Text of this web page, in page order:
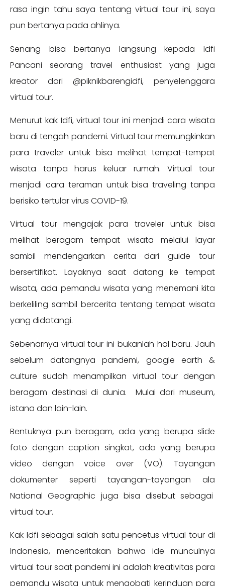
rasa ingin tahu saya tentang virtual tour ini, saya
pun bertanya pada ahlinya.
Senang bisa bertanya langsung kepada Idfi
Pancani seorang travel enthusiast yang juga
kreator dari @piknikbarengidfi, penyelenggara
virtual tour.
Menurut kak Idfi, virtual tour ini menjadi cara wisata
baru di tengah pandemi. Virtual tour memungkinkan
para traveler untuk bisa melihat tempat-tempat
wisata tanpa harus keluar rumah. Virtual tour
menjadi cara teraman untuk bisa traveling tanpa
berisiko tertular virus COVID-19.
Virtual tour mengajak para traveler untuk bisa
melihat beragam tempat wisata melalui layar
sambil mendengarkan cerita dari guide tour
bersertifikat. Layaknya saat datang ke tempat
wisata, ada pemandu wisata yang menemani kita
berkeliling sambil bercerita tentang tempat wisata
yang didatangi.
Sebenarnya virtual tour ini bukanlah hal baru. Jauh
sebelum datangnya pandemi, google earth &
culture sudah menampilkan virtual tour dengan
beragam destinasi di dunia. Mulai dari museum,
istana dan lain-lain.
Bentuknya pun beragam, ada yang berupa slide
foto dengan caption singkat, ada yang berupa
video dengan voice over (VO). Tayangan
dokumenter seperti tayangan-tayangan ala
National Geographic juga bisa disebut sebagai
virtual tour.
Kak Idfi sebagai salah satu pencetus virtual tour di
Indonesia, menceritakan bahwa ide munculnya
virtual tour saat pandemi ini adalah kreativitas para
pemandu wisata untuk mengobati kerinduan para